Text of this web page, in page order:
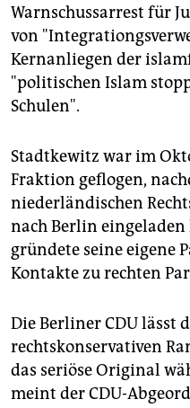
Warnschussarrest für
von
Kernanliegen der
"politischen Islam
Schulen".
Stadtkewitz war im
Fraktion geflogen,
niederländischen
nach Berlin eingeladen
gründete seine eigene
Kontakte zu rechten
Die Berliner CDU lässt
rechtskonservativen
das seriöse Original
meint der CDU-